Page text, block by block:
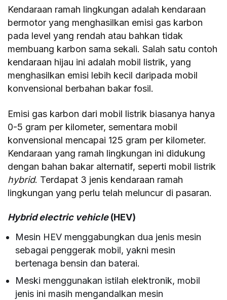
Kendaraan ramah lingkungan adalah kendaraan
bermotor yang menghasilkan emisi gas karbon
pada level yang rendah atau bahkan tidak
membuang karbon sama sekali. Salah satu contoh
kendaraan hijau ini adalah mobil listrik, yang
menghasilkan emisi lebih kecil daripada mobil
konvensional berbahan bakar fosil.
Emisi gas karbon dari mobil listrik biasanya hanya
0-5 gram per kilometer, sementara mobil
konvensional mencapai 125 gram per kilometer.
Kendaraan yang ramah lingkungan ini didukung
dengan bahan bakar alternatif, seperti mobil listrik
hybrid. Terdapat 3 jenis kendaraan ramah
lingkungan yang perlu telah meluncur di pasaran.
Hybrid electric vehicle(HEV)
Mesin HEV menggabungkan dua jenis mesin
sebagai penggerak mobil, yakni mesin
bertenaga bensin dan baterai.
Meski menggunakan istilah elektronik, mobil
jenis ini masih mengandalkan mesin